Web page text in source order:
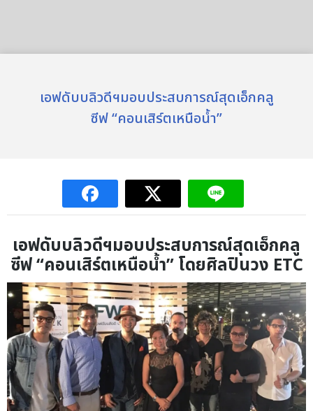
เอฟดับบลิวดีฯมอบประสบการณ์สุดเอ็กคลู
ซีฟ “คอนเสิร์ตเหนือน้ำ”
เอฟดับบลิวดีฯมอบประสบการณ์สุดเอ็กคลู
ซีฟ“คอนเสิร์ตเหนือน้ำ”โดยศิลปินวง ETC